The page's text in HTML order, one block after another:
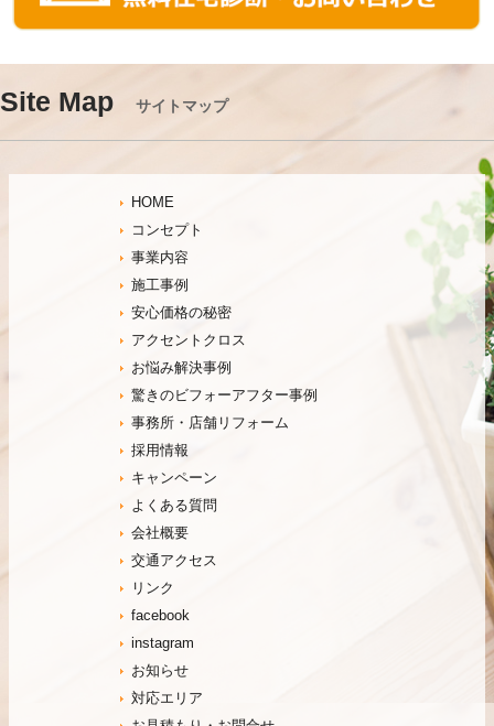
Site Map サイトマップ
HOME
コンセプト
事業内容
施工事例
安心価格の秘密
アクセントクロス
お悩み解決事例
驚きのビフォーアフター事例
事務所・店舗リフォーム
採用情報
キャンペーン
よくある質問
会社概要
交通アクセス
リンク
facebook
instagram
お知らせ
対応エリア